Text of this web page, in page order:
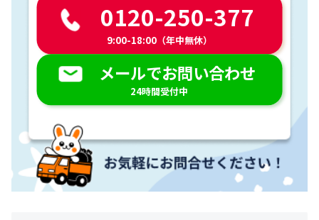
0120-250-377
9:00-18:00（年中無休）
メールでお問い合わせ
24時間受付中